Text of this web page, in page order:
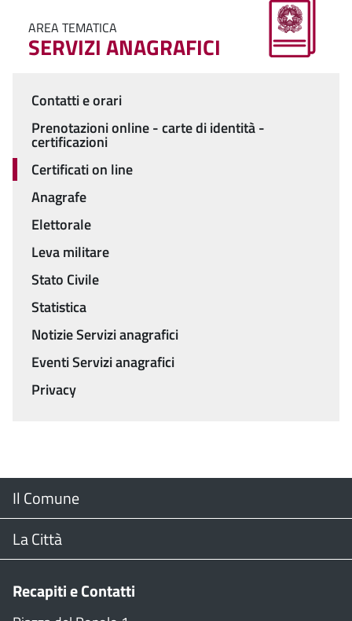
AREA TEMATICA
SERVIZI ANAGRAFICI
Menu
Contatti e orari
Prenotazioni online - carte di identità -
certificazioni
Certificati on line
Anagrafe
Elettorale
Leva militare
Stato Civile
Statistica
Notizie Servizi anagrafici
Eventi Servizi anagrafici
Privacy
Menu
Footer
Il Comune
Il Sindaco
La Città
Recapiti e Contatti